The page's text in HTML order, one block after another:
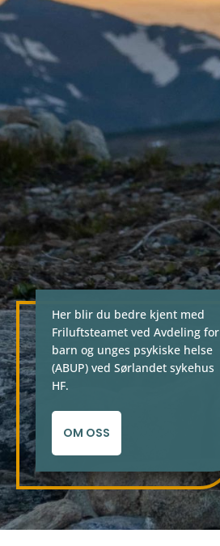
Her blir du bedre kjent med
Friluftsteamet ved Avdeling for
barn og unges psykiske helse
(ABUP) ved Sørlandet sykehus
HF.
OM OSS